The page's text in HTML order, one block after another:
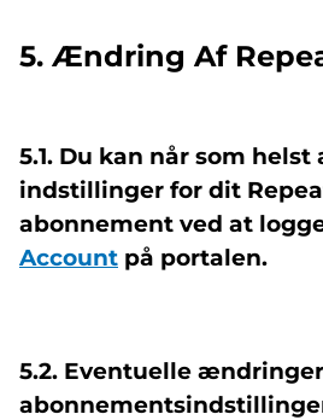
5. Ændring Af
5.1. Du kan når som
indstillinger for dit
abonnement ved at
Account på portalen.
5.2. Eventuelle